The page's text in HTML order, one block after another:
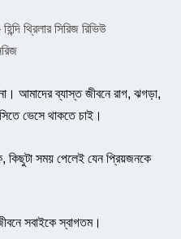
থ্রিলার সিরিজ রিভিউ
আমাদের ব্যাস্ত জীবনে রাগ, ঝগড়া,
ভেসে থাকতে চাই।
কিছুটা সময় পেলেই যেন প্রিয়জনকে
সবাইকে স্বাগতম।